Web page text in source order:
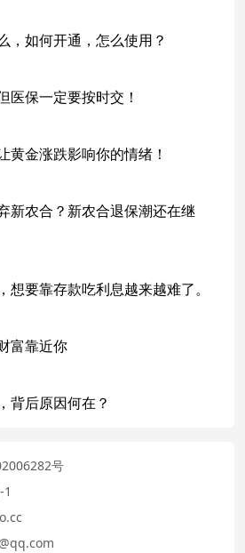
，如何开通，怎么使用？
医保一定要按时交！
黄金涨跌影响你的情绪！
新农合？新农合退保潮还在继
想要靠存款吃利息越来越难了。
富靠近你
背后原因何在？
号